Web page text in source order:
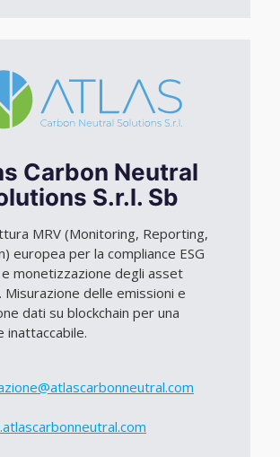
Carbon Neutral
S.r.l. Sb
MRV (Monitoring, Reporting,
europea per la compliance ESG
monetizzazione degli asset
Misurazione delle emissioni e
dati su blockchain per una
inattaccabile.